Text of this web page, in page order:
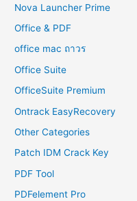
Nova Launcher Prime
Office & PDF
office mac ถาวร
Office Suite
OfficeSuite Premium
Ontrack EasyRecovery
Other Categories
Patch IDM Crack Key
PDF Tool
PDFelement Pro